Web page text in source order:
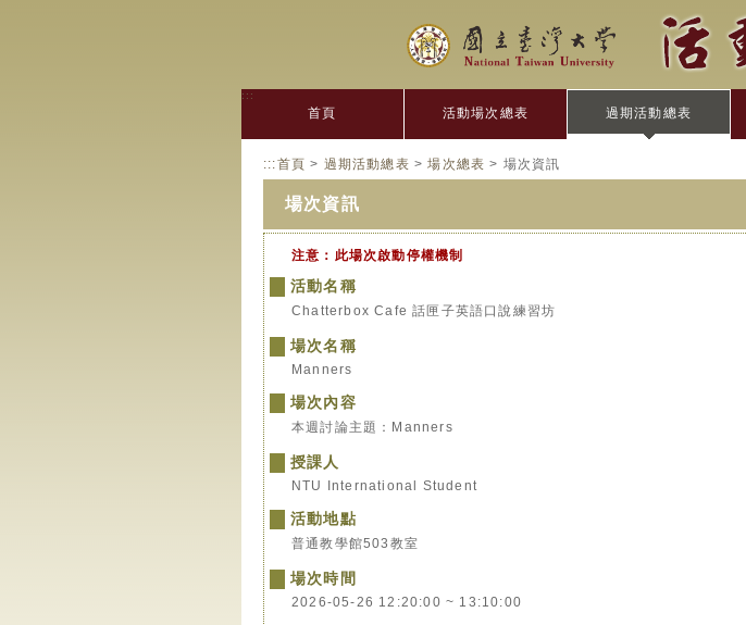
:::
首頁 活動場次總表 過期活動總表
:::首頁 > 過期活動總表 >場次總表 > 場次資訊
場次資訊
注意：此場次啟動停權機制
活動名稱
Chatterbox Cafe 話匣子英語口說練習坊
場次名稱
Manners
場次內容
本週討論主題：Manners
授課人
NTU International Student
活動地點
普通教學館503教室
場次時間
2026-05-26 12:20:00 ~ 13:10:00